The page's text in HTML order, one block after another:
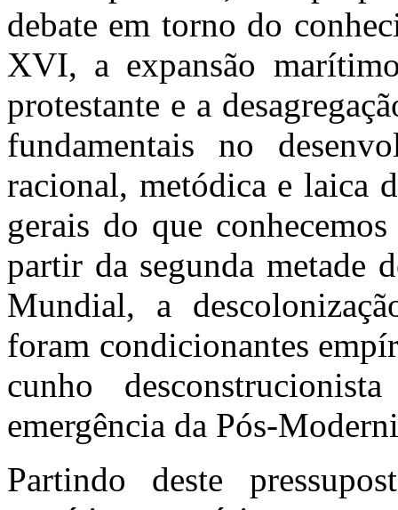
debate em torno do
XVI, a expansão
protestante e a
fundamentais no
racional, metódica e laica
gerais do que
partir da segunda
Mundial, a
foram condicionantes
cunho
emergência da Pós-
Partindo deste